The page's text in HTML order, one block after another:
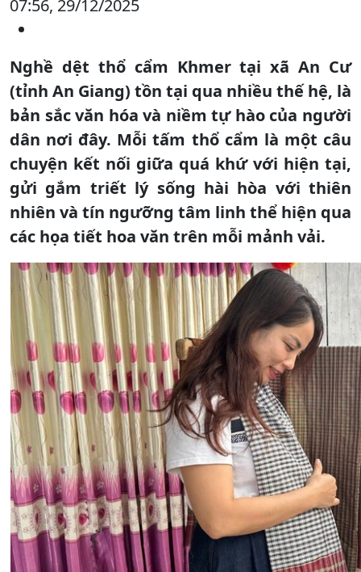
07:56, 29/12/2025
Nghề dệt thổ cẩm Khmer tại xã An Cư
(tỉnh An Giang) tồn tại qua nhiều thế hệ, là
bản sắc văn hóa và niềm tự hào của người
dân nơi đây. Mỗi tấm thổ cẩm là một câu
chuyện kết nối giữa quá khứ với hiện tại,
gửi gắm triết lý sống hài hòa với thiên
nhiên và tín ngưỡng tâm linh thể hiện qua
các họa tiết hoa văn trên mỗi mảnh vải.